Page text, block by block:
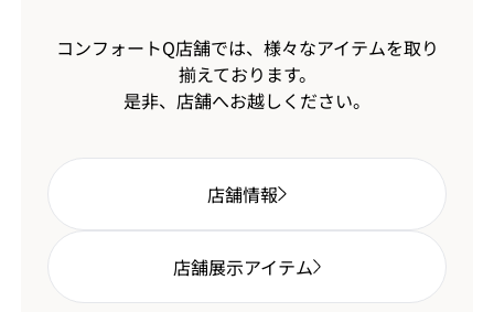
コンフォートQ店舗では、様々なアイテムを取り
揃えております。
是非、店舗へお越しください。
店舗情報
店舗展示アイテム